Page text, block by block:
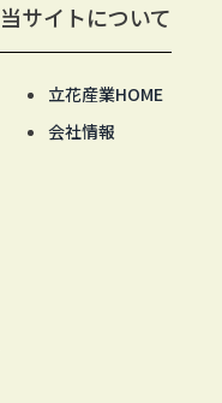
当サイトについて
立花産業HOME
会社情報